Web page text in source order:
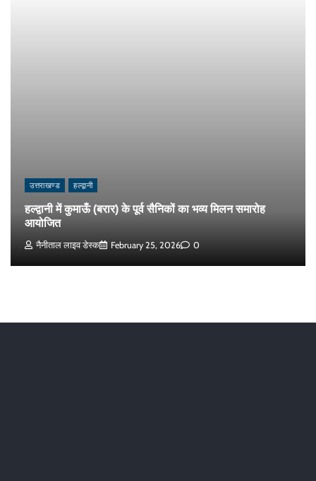
उत्तराखण्ड हल्द्वानी
हल्द्वानी में कुमाऊँ (बरार) के पूर्व सैनिकों का भव्य मिलन समारोह
आयोजित
नैनीताल लाइव डेस्क February 25, 2026 0